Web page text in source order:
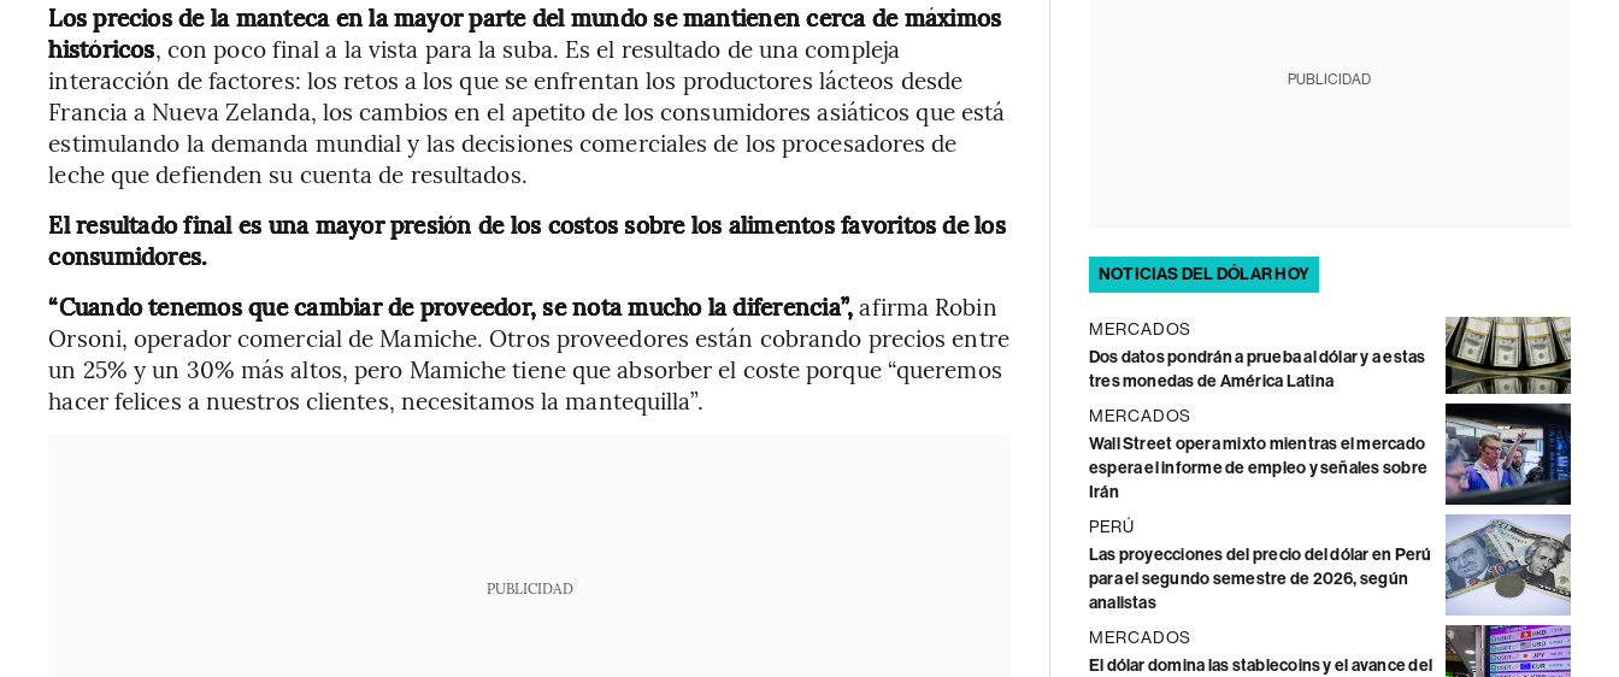
Los precios de la manteca en la mayor parte del mundo se mantienen cerca de máximos
históricos, con poco final a la vista para la suba. Es el resultado de una compleja
interacción de factores: los retos a los que se enfrentan los productores lácteos desde
Francia a Nueva Zelanda, los cambios en el apetito de los consumidores asiáticos que está
estimulando la demanda mundial y las decisiones comerciales de los procesadores de
leche que defienden su cuenta de resultados.
El resultado final es una mayor presión de los costos sobre los alimentos favoritos de los
consumidores.
“Cuando tenemos que cambiar de proveedor, se nota mucho la diferencia”,afirma Robin
Orsoni, operador comercial de Mamiche. Otros proveedores están cobrando precios entre
un 25% y un 30% más altos, pero Mamiche tiene que absorber el coste porque “queremos
hacer felices a nuestros clientes, necesitamos la mantequilla”.
PUBLICIDAD
PUBLICIDAD
NOTICIAS DEL DÓLAR HOY
MERCADOS
Dos datos pondrán a prueba al dólar y a estas
tres monedas de América Latina
MERCADOS
Wall Street opera mixto mientras el mercado
espera el informe de empleo y señales sobre
Irán
PERÚ
Las proyecciones del precio del dólar en Perú
para el segundo semestre de 2026, según
analistas
MERCADOS
El dólar domina las stablecoins y el avance del